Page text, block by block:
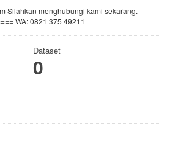
Silahkan menghubungi kami sekarang.
WA: 0821 375 49211
Dataset
0